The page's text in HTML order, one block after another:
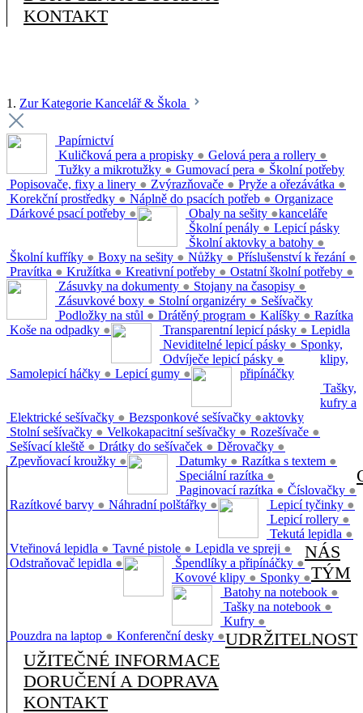
KONTAKT
1. Zur Kategorie Kancelář & Škola
Papírnictví
Kuličková pera a propisky ● Gelová pera a rollery ●
Tužky a mikrotužky ● Gumovací pera ●
Popisovače, fixy a linery ● Zvýrazňovače ● Pryže a ořezávátka ●
Korekční prostředky ● Náplně do psacích potřeb ●
Dárkové psací potřeby ●
Školní potřeby
Obaly na sešity ●
Školní penály ●
Školní aktovky a batohy ●
Školní kufříky ● Boxy na sešity ● Nůžky ● Příslušenství k řezání ●
Pravítka ● Kružítka ● Kreativní potřeby ● Ostatní školní potřeby ●
Organizace
kanceláře
Zásuvky na dokumenty ● Stojany na časopisy ●
Zásuvkové boxy ● Stolní organizéry ●
Podložky na stůl ● Drátěný program ● Kalíšky ●
Koše na odpadky ●
Lepicí pásky
Transparentní lepicí pásky ●
Neviditelné lepicí pásky ●
Odvíječe lepicí pásky ●
Samolepicí háčky ● Lepicí gumy ●
Sešívačky
Elektrické sešívačky ● Bezsponkové sešívačky ●
Stolní sešívačky ● Velkokapacitní sešívačky ● Rozešívače ●
Sešívací kleště ● Drátky do sešívaček ● Děrovačky ●
Zpevňovací kroužky ●
Razítka
Datumky ● Razítka s textem ●
Speciální razítka ●
Paginovací razítka ● Číslovačky ●
Razítkové barvy ● Náhradní polštářky ●
Lepidla
Lepicí tyčinky ●
Lepicí rollery ●
Tekutá lepidla ●
Vteřinová lepidla ● Tavné pistole ● Lepidla ve spreji ●
Odstraňovač lepidla ●
Sponky,
klipy,
připínáčky
Špendlíky a připínáčky ●
Kovové klipy ● Sponky ●
Tašky,
kufry a
aktovky
Batohy na notebook ●
Tašky na notebook ●
Kufry ●
Pouzdra na laptop ● Konferenční desky ●
NÁS
TÝM
UDRŽITELNOST
UŽITEČNÉ INFORMACE
DORUČENÍ A DOPRAVA
KONTAKT